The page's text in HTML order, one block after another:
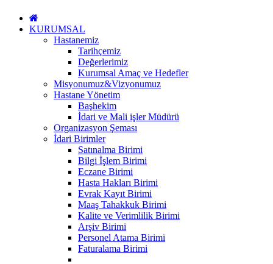
KURUMSAL
Hastanemiz
Tarihçemiz
Değerlerimiz
Kurumsal Amaç ve Hedefler
Misyonumuz&Vizyonumuz
Hastane Yönetim
Başhekim
İdari ve Mali işler Müdürü
Organizasyon Şeması
İdari Birimler
Satınalma Birimi
Bilgi İşlem Birimi
Eczane Birimi
Hasta Hakları Birimi
Evrak Kayıt Birimi
Maaş Tahakkuk Birimi
Kalite ve Verimlilik Birimi
Arşiv Birimi
Personel Atama Birimi
Faturalama Birimi